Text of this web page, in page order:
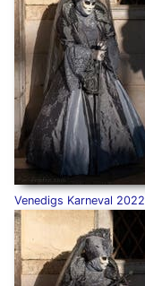
Venedigs Karneval 2022